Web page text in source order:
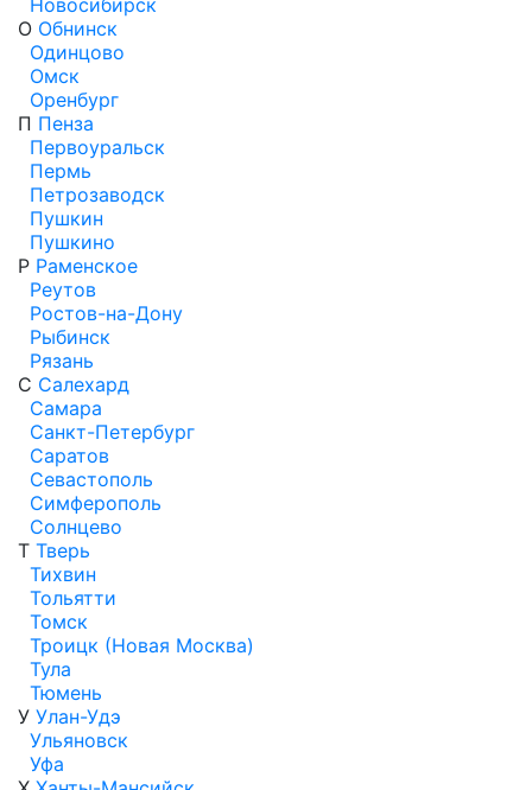
Новосибирск
О Обнинск
Одинцово
Омск
Оренбург
П Пенза
Первоуральск
Пермь
Петрозаводск
Пушкин
Пушкино
Р Раменское
Реутов
Ростов-на-Дону
Рыбинск
Рязань
С Салехард
Самара
Санкт-Петербург
Саратов
Севастополь
Симферополь
Солнцево
Т Тверь
Тихвин
Тольятти
Томск
Троицк (Новая Москва)
Тула
Тюмень
У Улан-Удэ
Ульяновск
Уфа